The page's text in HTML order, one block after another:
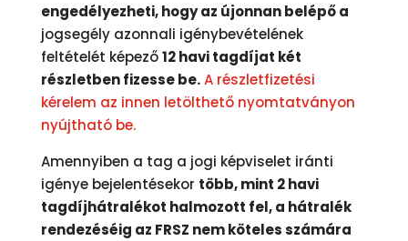
engedélyezheti, hogy az újonnan belépő a
jogsegély azonnali igénybevételének
feltételét képező12 havi tagdíjat két
részletben fizesse be. A részletfizetési
kérelem az innen letölthető nyomtatványon
nyújtható be.
Amennyiben a tag a jogi képviselet iránti
igénye bejelentésekor több, mint 2 havi
tagdíjhátralékot halmozott fel, a hátralék
rendezéséig az FRSZ nem köteles számára